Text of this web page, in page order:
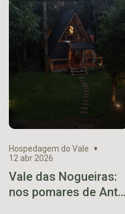
Hospedagem do Vale
12 abr 2026
Vale das Nogueiras:
nos pomares de Anta